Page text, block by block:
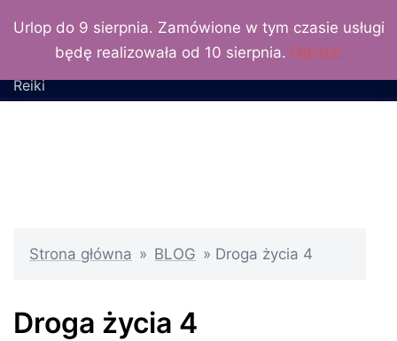
Urlop do 9 sierpnia. Zamówione w tym czasie usługi
będę realizowała od 10 sierpnia. Odrzuć
doKatarzyna Zielińska –
wróżka, numerolog, Mistrz
Reiki
Strona główna » BLOG » Droga życia 4
Droga życia 4